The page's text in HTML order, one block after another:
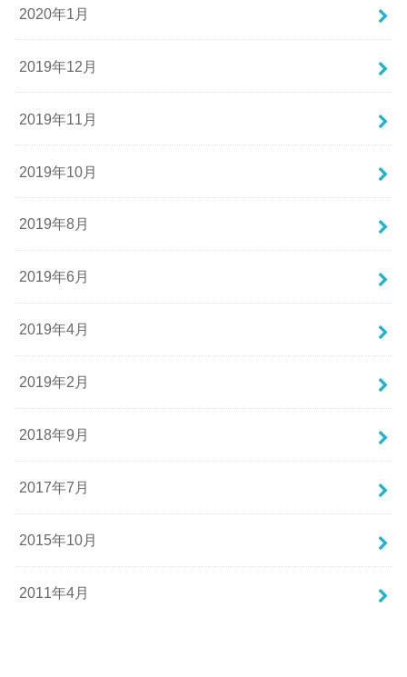
2020年1月
2019年12月
2019年11月
2019年10月
2019年8月
2019年6月
2019年4月
2019年2月
2018年9月
2017年7月
2015年10月
2011年4月